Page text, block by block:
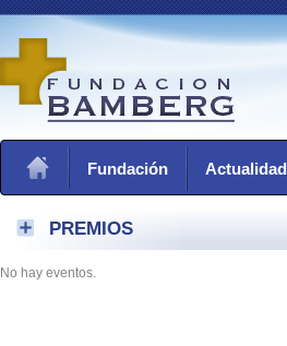
Fundación Actualidad
PREMIOS
No hay eventos.